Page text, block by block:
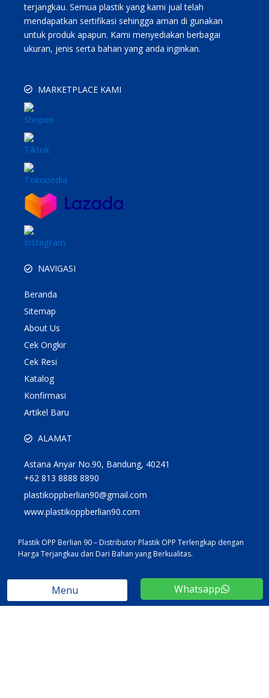
terjangkau. Semua plastik yang kami jual telah
mendapatkan sertifikasi sehingga aman di gunakan
untuk produk apapun. Kami menyediakan berbagai
ukuran, jenis serta bahan yang anda inginkan.
MARKETPLACE KAMI
NAVIGASI
Beranda
Sitemap
About Us
Cek Ongkir
Cek Resi
Katalog
Konfirmasi
Artikel Baru
ALAMAT
Astana Anyar No.90, Bandung, 40241
+62 813 8888 8890
plastikoppberlian90@gmail.com
www.plastikoppberlian90.com
Plastik OPP Berlian 90 – Distributor Plastik OPP Terlengkap dengan
Harga Terjangkau dan Dari Bahan yang Berkualitas.
Menu Whatsapp